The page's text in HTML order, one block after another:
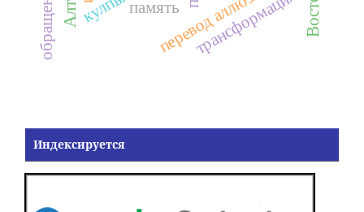
памятьперевод аллюзий
трансформация
Индексируется